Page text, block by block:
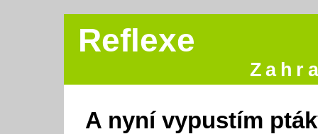
Reflexe
A nyní vypustím